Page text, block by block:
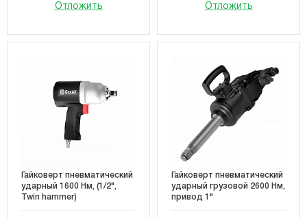
Отложить Отложить
Гайковерт пневматический
ударный 1600 Нм, (1/2",
Twin hammer)
Гайковерт пневматический
ударный грузовой 2600 Нм,
привод 1"